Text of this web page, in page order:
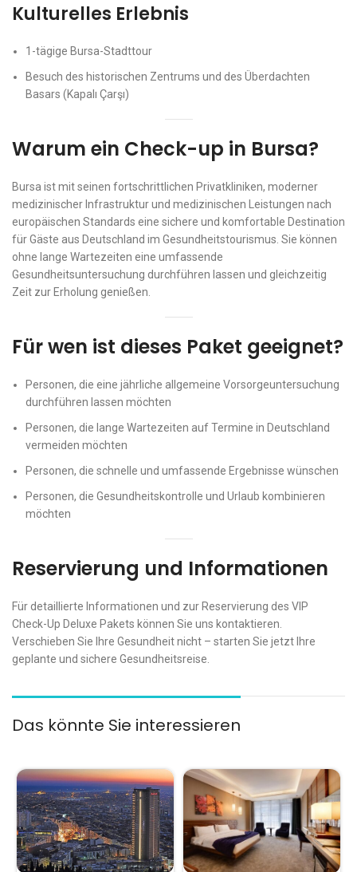
Kulturelles Erlebnis
1-tägige Bursa-Stadttour
Besuch des historischen Zentrums und des Überdachten
Basars (Kapalı Çarşı)
Warum ein Check-up in Bursa?
Bursa ist mit seinen fortschrittlichen Privatkliniken, moderner
medizinischer Infrastruktur und medizinischen Leistungen nach
europäischen Standards eine sichere und komfortable Destination
für Gäste aus Deutschland im Gesundheitstourismus. Sie können
ohne lange Wartezeiten eine umfassende
Gesundheitsuntersuchung durchführen lassen und gleichzeitig
Zeit zur Erholung genießen.
Für wen ist dieses Paket geeignet?
Personen, die eine jährliche allgemeine Vorsorgeuntersuchung
durchführen lassen möchten
Personen, die lange Wartezeiten auf Termine in Deutschland
vermeiden möchten
Personen, die schnelle und umfassende Ergebnisse wünschen
Personen, die Gesundheitskontrolle und Urlaub kombinieren
möchten
Reservierung und Informationen
Für detaillierte Informationen und zur Reservierung des VIP
Check-Up Deluxe Pakets können Sie uns kontaktieren.
Verschieben Sie Ihre Gesundheit nicht – starten Sie jetzt Ihre
geplante und sichere Gesundheitsreise.
Das könnte Sie interessieren